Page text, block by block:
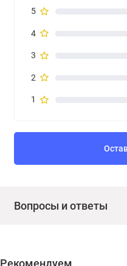
5
4
3
2
1
Вопросы и ответы
Рекомендуем